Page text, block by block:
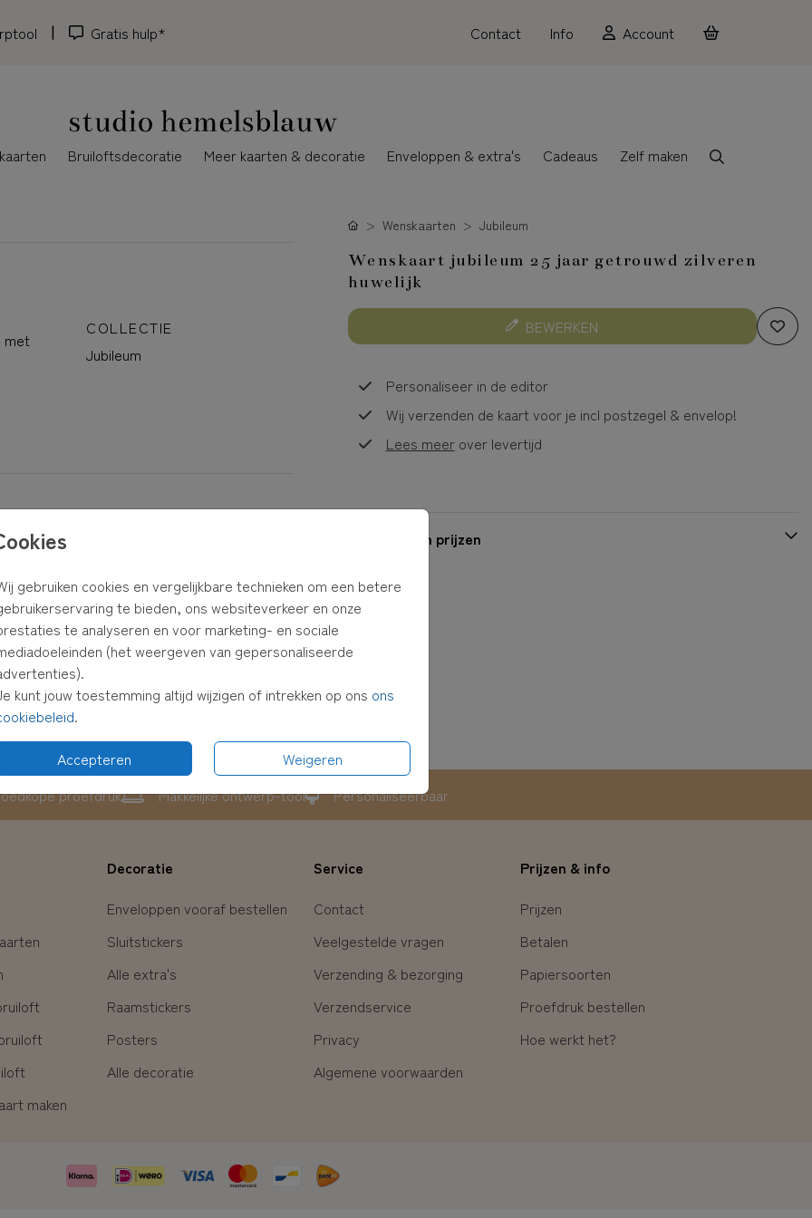
Gratis hulp* Contact Info Account
Bruiloftsdecoratie Meer kaarten & decoratie Enveloppen & extra's Cadeaus Zelf maken
gebruiken cookies en vergelijkbare technieken om een betere
te bieden, ons websiteverkeer en onze
te analyseren en voor marketing- en sociale
(het weergeven van gepersonaliseerde
kunt jouw toestemming altijd wijzigen of intrekken op ons ons
.
Accepteren
Weigeren
met
in je
COLLECTIE
Jubileum
Wenskaarten Jubileum
Wenskaart jubileum 25 jaar getrouwd zilveren
huwelijk
BEWERKEN
Personaliseer in de editor
Wij verzenden de kaart voor je incl postzegel & envelop!
Lees meerover levertijd
Formaten en prijzen
proefdruk Makkelijke ontwerp-tool Personaliseerbaar
maken
Decoratie
Enveloppen vooraf bestellen
Sluitstickers
Alle extra's
Raamstickers
Posters
Alle decoratie
Service
Contact
Veelgestelde vragen
Verzending & bezorging
Verzendservice
Privacy
Algemene voorwaarden
Prijzen & info
Prijzen
Betalen
Papiersoorten
Proefdruk bestellen
Hoe werkt het?